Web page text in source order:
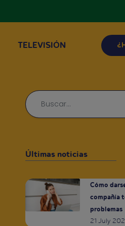
TELEVISIÓN
Últimas noticias
Cómo
compañía
problemas
21 July